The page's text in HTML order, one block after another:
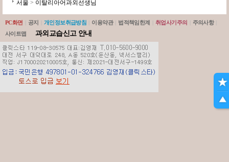
서울 > 이탈리아어과외선생님
PC화면 공지 개인정보취급방침 이용약관 법적책임한계 취업사기주의 주의사항
사이트맵
과외교습신고 안내